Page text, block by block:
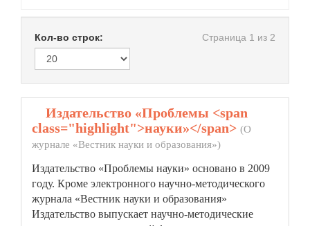
Кол-во строк: Страница 1 из 2
Издательство «Проблемы <span
class="highlight">науки»</span> (О
журнале «Вестник науки и образования»)
Издательство «Проблемы науки» основано в 2009
году. Кроме электронного научно-методического
журнала «Вестник науки и образования»
Издательство выпускает научно-методические